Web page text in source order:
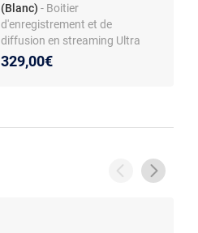
(Blanc)- Boitier
d'enregistrement et de
diffusion en streaming Ultra
HD 4K60
329,00€